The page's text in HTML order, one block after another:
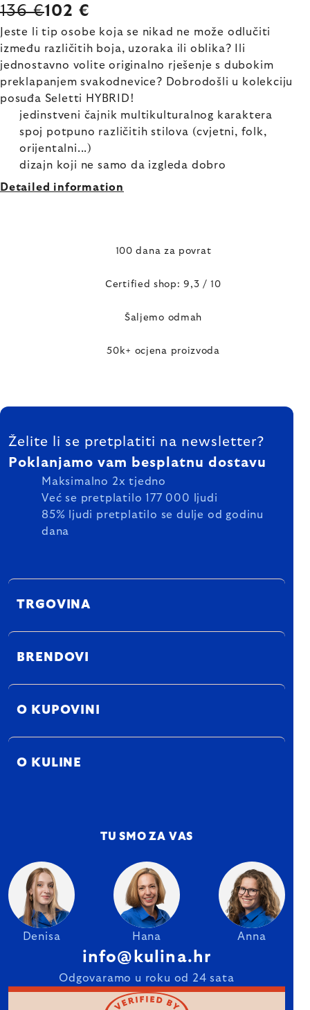
136 €102 €
Jeste li tip osobe koja se nikad ne može odlučiti
između različitih boja, uzoraka ili oblika? Ili
jednostavno volite originalno rješenje s dubokim
preklapanjem svakodnevice? Dobrodošli u kolekciju
posuđa Seletti HYBRID!
jedinstveni čajnik multikulturalnog karaktera
spoj potpuno različitih stilova (cvjetni, folk,
orijentalni...)
dizajn koji ne samo da izgleda dobro
Detailed information
100 dana za povrat
Certified shop: 9,3 / 10
Šaljemo odmah
50k+ ocjena proizvoda
FOOTER
Želite li se pretplatiti na newsletter?
Poklanjamo vam besplatnu dostavu
Maksimalno 2x tjedno
Već se pretplatilo 177 000 ljudi
85% ljudi pretplatilo se dulje od godinu
dana
TRGOVINA
BRENDOVI
O KUPOVINI
O KULINE
TU SMO ZA VAS
Denisa Hana Anna
info@kulina.hr
Odgovaramo u roku od 24 sata